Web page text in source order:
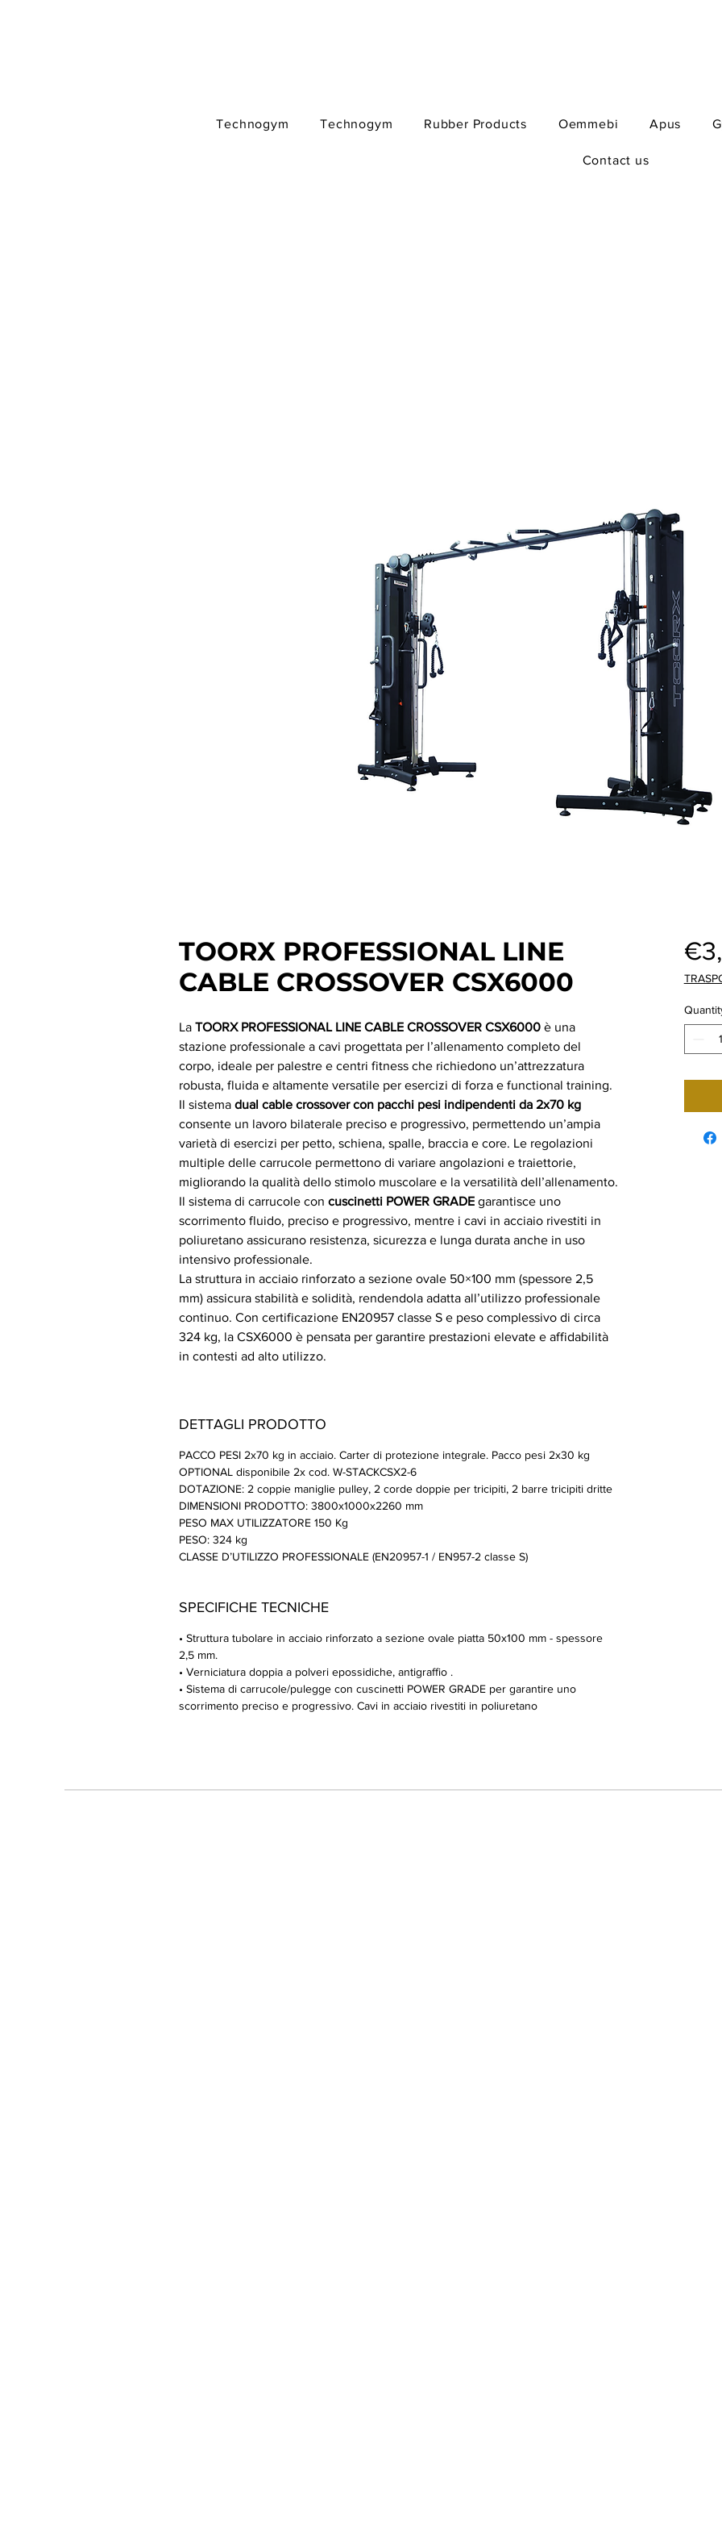
Technogym Technogym Rubber Products Oemmebi Apus
Contact us
TOORX PROFESSIONAL LINE
CABLE CROSSOVER CSX6000
La TOORX PROFESSIONAL LINE CABLE CROSSOVER CSX6000 è una
stazione professionale a cavi progettata per l’allenamento completo del
corpo, ideale per palestre e centri fitness che richiedono un’attrezzatura
robusta, fluida e altamente versatile per esercizi di forza e functional training.
Il sistema dual cable crossover con pacchi pesi indipendenti da 2x70 kg
consente un lavoro bilaterale preciso e progressivo, permettendo un’ampia
varietà di esercizi per petto, schiena, spalle, braccia e core. Le regolazioni
multiple delle carrucole permettono di variare angolazioni e traiettorie,
migliorando la qualità dello stimolo muscolare e la versatilità dell’allenamento.
Il sistema di carrucole con cuscinetti POWER GRADE garantisce uno
scorrimento fluido, preciso e progressivo, mentre i cavi in acciaio rivestiti in
poliuretano assicurano resistenza, sicurezza e lunga durata anche in uso
intensivo professionale.
La struttura in acciaio rinforzato a sezione ovale 50×100 mm (spessore 2,5
mm) assicura stabilità e solidità, rendendola adatta all’utilizzo professionale
continuo. Con certificazione EN20957 classe S e peso complessivo di circa
324 kg, la CSX6000 è pensata per garantire prestazioni elevate e affidabilità
in contesti ad alto utilizzo.
DETTAGLI PRODOTTO
PACCO PESI 2x70 kg in acciaio. Carter di protezione integrale. Pacco pesi 2x30 kg
OPTIONAL disponibile 2x cod. W-STACKCSX2-6
DOTAZIONE: 2 coppie maniglie pulley, 2 corde doppie per tricipiti, 2 barre tricipiti dritte
DIMENSIONI PRODOTTO: 3800x1000x2260 mm
PESO MAX UTILIZZATORE 150 Kg
PESO: 324 kg
CLASSE D’UTILIZZO PROFESSIONALE (EN20957-1 / EN957-2 classe S)
SPECIFICHE TECNICHE
• Struttura tubolare in acciaio rinforzato a sezione ovale piatta 50x100 mm - spessore
2,5 mm.
• Verniciatura doppia a polveri epossidiche, antigraffio .
• Sistema di carrucole/pulegge con cuscinetti POWER GRADE per garantire uno
scorrimento preciso e progressivo. Cavi in acciaio rivestiti in poliuretano